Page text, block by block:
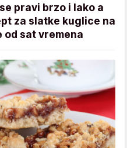
pravi brzo i lako a
za slatke kuglice na
od sat vremena